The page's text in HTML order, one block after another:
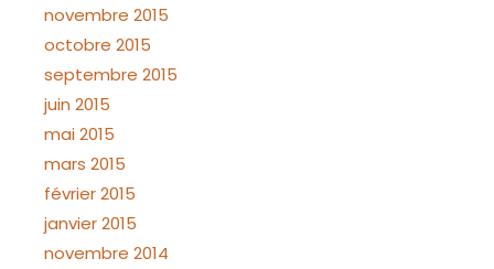
novembre 2015
octobre 2015
septembre 2015
juin 2015
mai 2015
mars 2015
février 2015
janvier 2015
novembre 2014